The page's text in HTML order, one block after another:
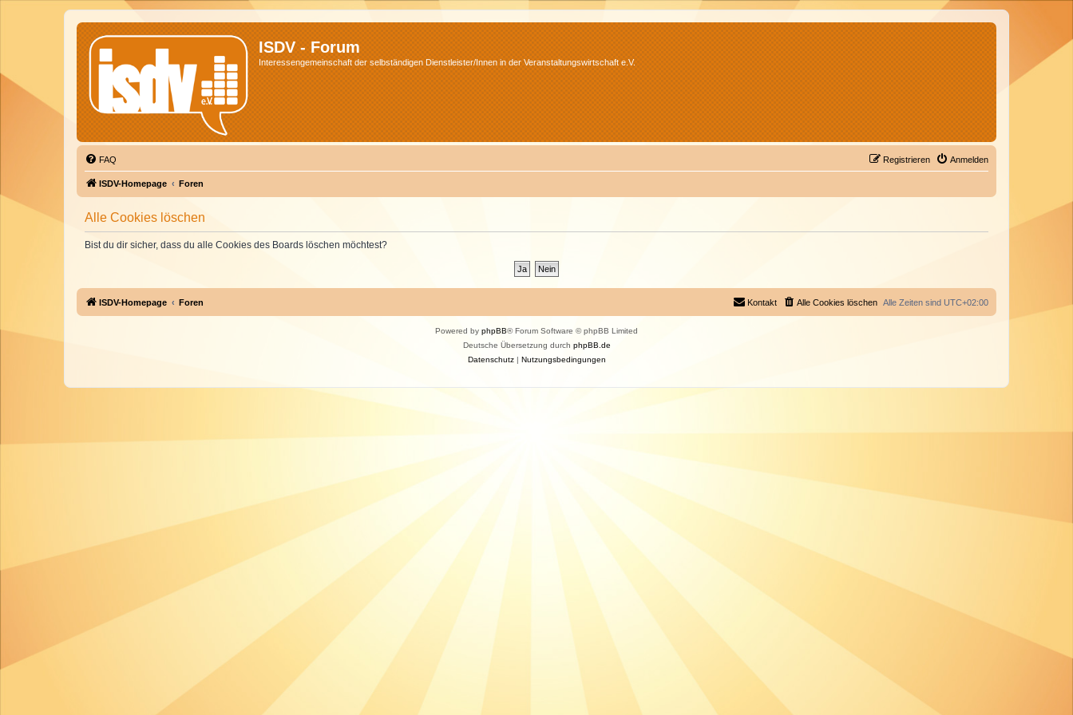
ISDV - Forum
Interessengemeinschaft der selbständigen Dienstleister/Innen in der Veranstaltungswirtschaft e.V.
FAQ Anmelden
Registrieren
ISDV-Homepage Foren
Alle Cookies löschen
Bist du dir sicher, dass du alle Cookies des Boards löschen möchtest?
ISDV-Homepage Foren Alle Zeiten sind UTC+02:00
Alle Cookies löschen
Kontakt
Powered by phpBB® Forum Software © phpBB Limited
Deutsche Übersetzung durch phpBB.de
Datenschutz| Nutzungsbedingungen